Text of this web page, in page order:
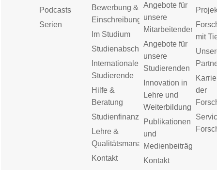
Podcasts
Serien
Bewerbung &
Einschreibung
Im Studium
Studienabschluss
Internationale
Studierende
Hilfe &
Beratung
Studienfinanzierung
Lehre &
Qualitätsmanagement
Kontakt
Angebote für
unsere
Mitarbeitenden
Angebote für
unsere
Studierenden
Innovation in
Lehre und
Weiterbildung
Publikationen
und
Medienbeiträge
Kontakt
mit
der